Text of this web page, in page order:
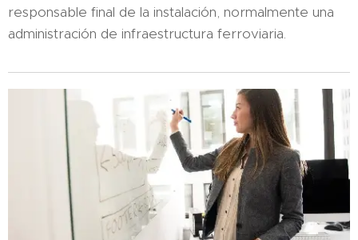
responsable final de la instalación, normalmente una
administración de infraestructura ferroviaria.